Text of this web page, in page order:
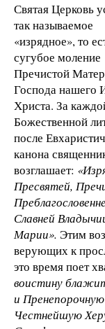
Святая Церковь
так называемое
«изрядное», то
сугубое моление
Пречистой
Господа нашего
Христа. За
Божественной
после
канона
возглашает:
Пресвятей,
Славней
Марии». Этим
верующих к
это время поет
воистину
и
Честнейшую